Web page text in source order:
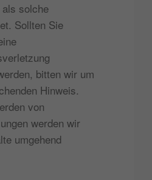
solche
Sollten Sie
bitten wir um
Hinweis.
von
werden wir
umgehend